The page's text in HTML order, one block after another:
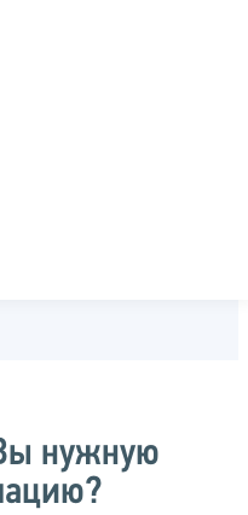
нужную